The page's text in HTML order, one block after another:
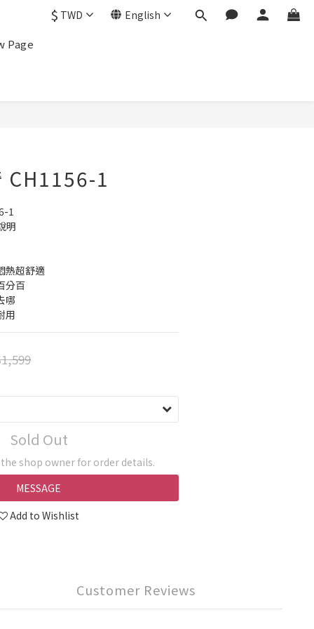
$ TWD English
Page
CH1156-1
1
明
熱超舒適
分百
哪
用
Sold Out
shop owner for order details.
MESSAGE
Add to Wishlist
Customer Reviews